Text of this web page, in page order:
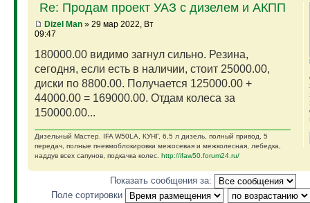
Re: Продам проект УАЗ с дизелем и АКПП
Dizel Man» 29 мар 2022, Вт
09:47
180000.00 видимо загнул сильно. Резина,
сегодня, если есть в наличии, стоит 25000.00,
диски по 8800.00. Получается 125000.00 +
44000.00 = 169000.00. Отдам колеса за
150000.00...
Дизельный Мастер. IFA W50LA, КУНГ, 6,5 л дизель, полный привод, 5
передач, полные пневмоблокировки межосевая и межколесная, лебедка,
наддув всех сапунов, подкачка колес. http://ifaw50.forum24.ru/
Показать сообщения за:
Поле сортировки